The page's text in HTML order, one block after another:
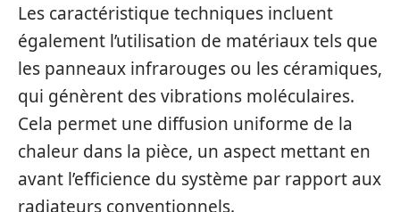
Les caractéristique techniques incluent
également l’utilisation de matériaux tels que
les panneaux infrarouges ou les céramiques,
qui génèrent des vibrations moléculaires.
Cela permet une diffusion uniforme de la
chaleur dans la pièce, un aspect mettant en
avant l’efficience du système par rapport aux
radiateurs conventionnels.